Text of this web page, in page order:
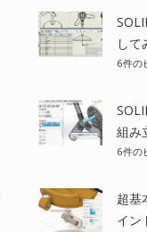
して
6件の
組み
6件の
超基
イン